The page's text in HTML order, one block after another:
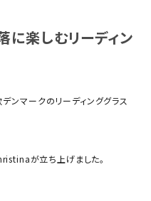
に楽しむリーディン
デンマークのリーディンググラス
が立ち上げました。